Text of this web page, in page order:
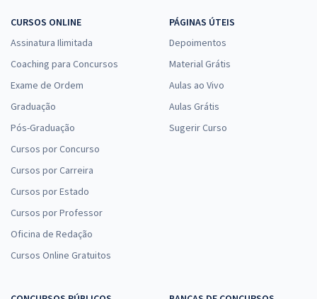
CURSOS ONLINE
Assinatura Ilimitada
Coaching para Concursos
Exame de Ordem
Graduação
Pós-Graduação
Cursos por Concurso
Cursos por Carreira
Cursos por Estado
Cursos por Professor
Oficina de Redação
Cursos Online Gratuitos
PÁGINAS ÚTEIS
Depoimentos
Material Grátis
Aulas ao Vivo
Aulas Grátis
Sugerir Curso